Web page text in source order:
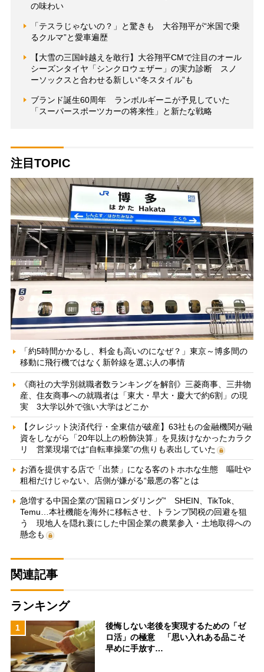
の味わい
「テスラじゃないの？」と驚きも 大谷翔平が“米国で乗
るクルマ”と愛車遍歴
【大雪の三国峠越えを敢行】大谷翔平CMで注目のオール
シーズンタイヤ「シンクロウェザー」の実力診断 スノ
ーソックスと合わせる新しい“冬スタイル”も
ブランド誕生60周年 ランボルギーニが予見していた
「スーパースポーツカーの将来性」と新たな戦略
注目TOPIC
「約5時間かかるし、料金も高いのになぜ？」東京～博多間の
移動に飛行機ではなく新幹線を選ぶ人の事情
《商社の大学別就職者数ランキングを解剖》三菱商事、三井物
産、住友商事への就職者は「東大・早大・慶大で約6割」の現
実 3大学以外で強い大学はどこか
【クレジット決済代行・全東信が破産】63社もの金融機関が融
資をしながら「20年以上の粉飾決算」を見抜けなかったカラク
リ 営業現場では“自転車操業”の焦りも表出していた
お酒を提供する店で「出禁」になる客のトホホな生態 嘔吐や
粗相だけじゃない、店側が嫌がる“最悪の客”とは
急増する中国企業の“国籍ロンダリング” SHEIN、TikTok、
Temu…本社機能を海外に移転させ、トランプ関税の回避を狙
う 現地人を隠れ蓑にした中国企業の農業参入・土地取得への
懸念も
関連記事
ランキング
1
後悔しない老後を実現するための「ゼ
ロ活」の極意 「思い入れある品こそ
早めに手放す…